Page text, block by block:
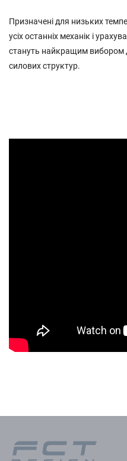
Призначені для низьких
усіх останніх механік і
стануть найкращим вибором
силових структур.